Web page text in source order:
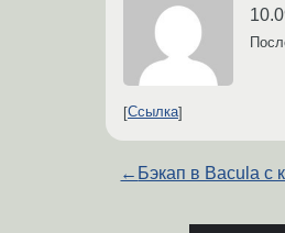
Ссылка
← Бэкап в Bacula с